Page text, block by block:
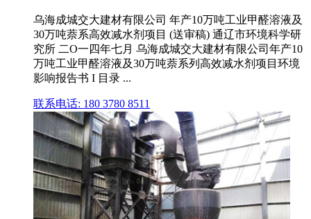
乌海成城交大建材有限公司 年产10万吨工业甲醛溶液及
30万吨萘系高效减水剂项目 (送审稿) 通辽市环境科学研
究所 二O一四年七月 乌海成城交大建材有限公司年产10
万吨工业甲醛溶液及30万吨萘系列高效减水剂项目环境
影响报告书 I 目录 ...
联系电话: 180 3780 8511